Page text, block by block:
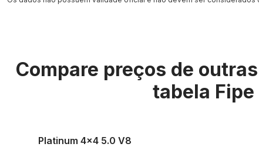
Compare preços de
tabela Fipe
Platinum 4x4 5.0 V8